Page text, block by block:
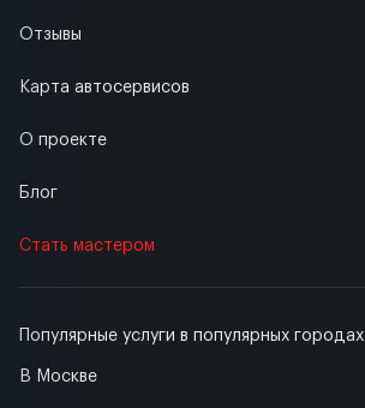
Популярные услуги в популярных городах
В Москве
Отзывы
Карта автосервисов
О проекте
Блог
Стать мастером